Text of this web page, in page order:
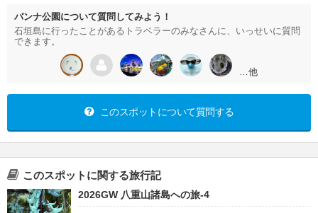
バンナ公園について質問してみよう！
石垣島に行ったことがあるトラベラーのみなさんに、いっせいに質問
できます。
…他
このスポットについて質問する
このスポットに関する旅行記
2026GW 八重山諸島への旅-4